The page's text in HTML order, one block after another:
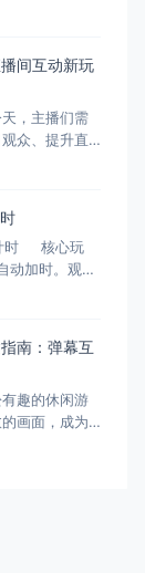
您完成整个
理器、8GB
间互动新玩
，主播们需
众、提升直
器作为一款
效延长观众
和收益。 什
时 核心玩
动加时。观众
完美适配
南：弹幕互
有趣的休闲游
画面，成为
就来详细介